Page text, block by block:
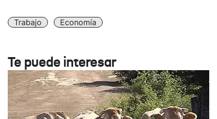
Trabajo Economía
Te puede interesar